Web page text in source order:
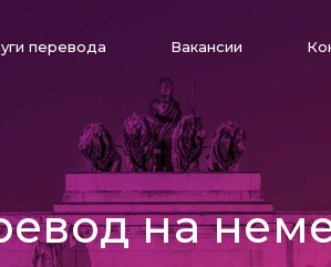
перевода Вакансии
на